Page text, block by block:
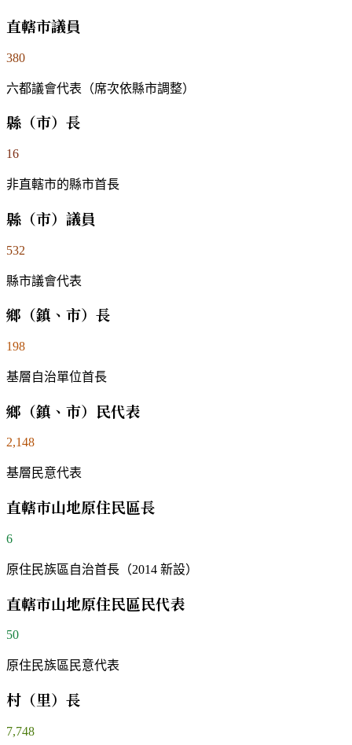
直轄市議員
380
六都議會代表（席次依縣市調整）
縣（市）長
16
非直轄市的縣市首長
縣（市）議員
532
縣市議會代表
鄉（鎮、市）長
198
基層自治單位首長
鄉（鎮、市）民代表
2,148
基層民意代表
直轄市山地原住民區長
6
原住民族區自治首長（2014 新設）
直轄市山地原住民區民代表
50
原住民族區民意代表
村（里）長
7,748